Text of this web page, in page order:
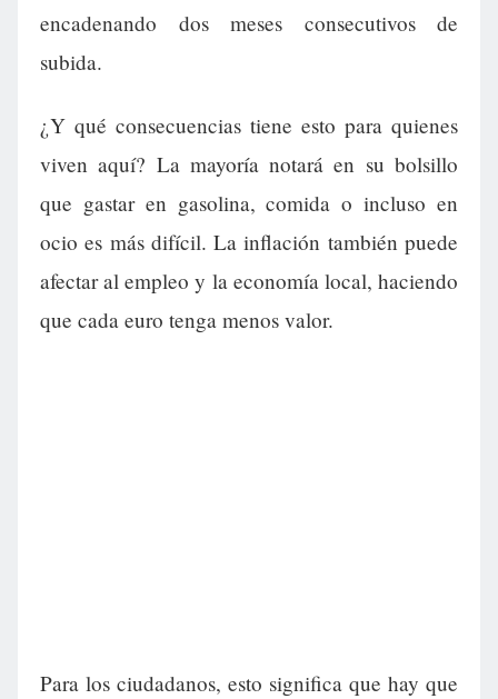
encadenando dos meses consecutivos de
subida.
¿Y qué consecuencias tiene esto para quienes
viven aquí? La mayoría notará en su bolsillo
que gastar en gasolina, comida o incluso en
ocio es más difícil. La inflación también puede
afectar al empleo y la economía local, haciendo
que cada euro tenga menos valor.
Para los ciudadanos, esto significa que hay que